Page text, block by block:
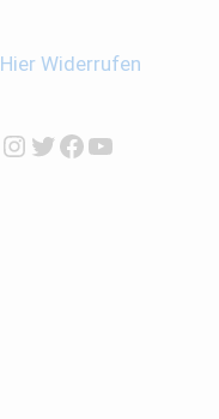
Hier Widerrufen
Instagram
Twitter
Facebook
YouTube